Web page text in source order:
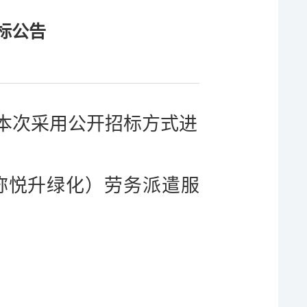
公告
次采用 公开招标方式进
升绿化）劳务派遣服